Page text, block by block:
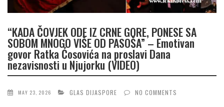
“KADA ČOVJEK ODE IZ CRNE GORE, PONESE SA
SOBOM MNOGO VIŠE OD PASOŠA” – Emotivan
govor Ratka Ćosovića na proslavi Dana
nezavisnosti u Njujorku (VIDEO)
MAY 23, 2026 GLAS DIJASPORE NO COMMENTS